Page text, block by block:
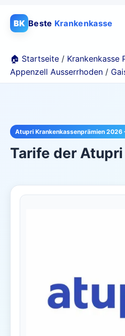
BK Beste Krankenkasse
🏠 Startseite / Krankenkasse
Appenzell Ausserrhoden /
Atupri Krankenkassenprämien 2026
Tarife der Atupri